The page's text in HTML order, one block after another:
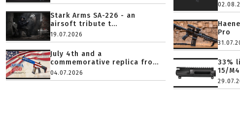
Stark Arms SA-226 - an
airsoft tribute t...
19.07.2026
July 4th and a
commemorative replica fro...
04.07.2026
Pro
33%
15/